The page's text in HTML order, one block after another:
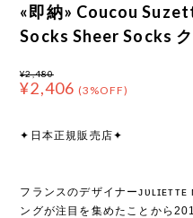
«即納» Coucou
Socks Sheer Socks
¥2,480
¥2,406 (3%OFF)
✦日本正規販売店✦
フランスのデザイナー
ングが注目を集めたことから